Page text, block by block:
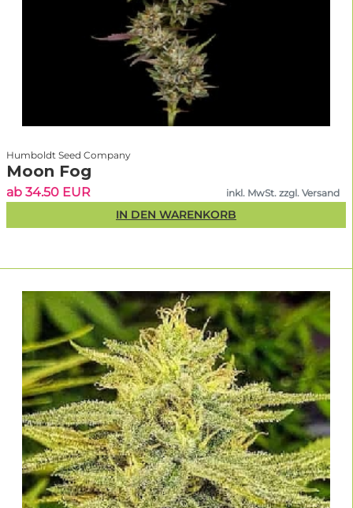
Wenn du maximale Potenz suchst, greife zu unseren
US-Genetiken wieGorilla Glue #4oder
. Wenn du aberdraußen im Garten growst
ich dir Sorten, die auf Schimmelresistenz selektiert wurden und
bis Mitte Oktober erntereif sind. Wir haben für beide Welten die
besten Genetiken in unserem Katalog."
Gründer von Linda Seeds & Sortenexperte
Humboldt Seed Company
Moon Fog
ab 34.50 EUR inkl. MwSt. zzgl. Versand
IN DEN WARENKORB